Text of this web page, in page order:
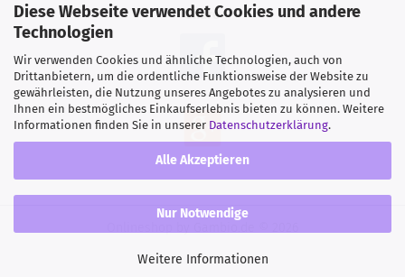
Diese Webseite verwendet Cookies und andere
Technologien
Wir verwenden Cookies und ähnliche Technologien, auch von
Drittanbietern, um die ordentliche Funktionsweise der Website zu
gewährleisten, die Nutzung unseres Angebotes zu analysieren und
Ihnen ein bestmögliches Einkaufserlebnis bieten zu können. Weitere
Informationen finden Sie in unserer Datenschutzerklärung.
Alle Akzeptieren
Nur Notwendige
Weitere Informationen
Share